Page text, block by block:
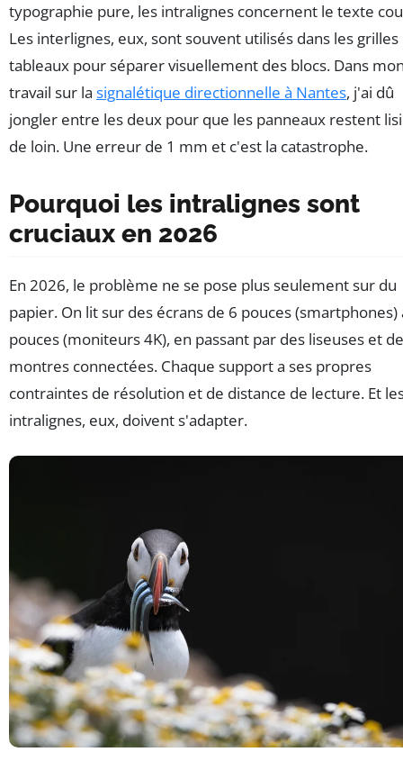
typographie pure, les intralignes concernent le texte
Les interlignes, eux, sont souvent utilisés dans les grilles
tableaux pour séparer visuellement des blocs. Dans
travail sur la signalétique directionnelle à Nantes, j'ai dû
jongler entre les deux pour que les panneaux restent
de loin. Une erreur de 1 mm et c'est la catastrophe.
Pourquoi les intralignes sont
cruciaux en 2026
En 2026, le problème ne se pose plus seulement sur du
papier. On lit sur des écrans de 6 pouces (smartphones)
pouces (moniteurs 4K), en passant par des liseuses et
montres connectées. Chaque support a ses propres
contraintes de résolution et de distance de lecture. Et
intralignes, eux, doivent s'adapter.